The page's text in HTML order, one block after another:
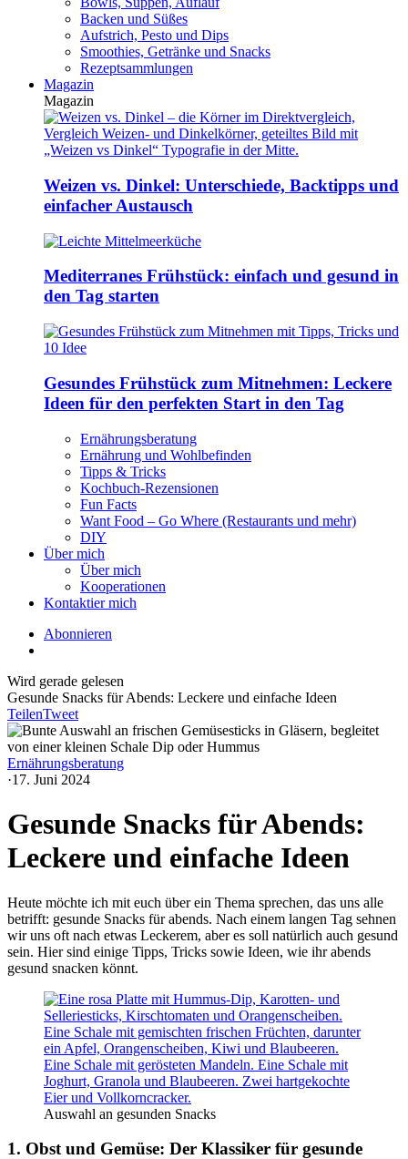
Backen und Süßes
Aufstrich, Pesto und Dips
Smoothies, Getränke und Snacks
Rezeptsammlungen
Magazin
Magazin
Weizen vs. Dinkel: Unterschiede, Backtipps und
einfacher Austausch
Mediterranes Frühstück: einfach und gesund in
den Tag starten
Gesundes Frühstück zum Mitnehmen: Leckere
Ideen für den perfekten Start in den Tag
Ernährungsberatung
Ernährung und Wohlbefinden
Tipps & Tricks
Kochbuch-Rezensionen
Fun Facts
Want Food – Go Where (Restaurants und mehr)
DIY
Über mich
Über mich
Kooperationen
Kontaktier mich
Abonnieren
Wird gerade gelesen
Gesunde Snacks für Abends: Leckere und einfache Ideen
TeilenTweet
Ernährungsberatung
·17. Juni 2024
Gesunde Snacks für Abends:
Leckere und einfache Ideen
Heute möchte ich mit euch über ein Thema sprechen, das uns alle
betrifft: gesunde Snacks für abends. Nach einem langen Tag sehnen
wir uns oft nach etwas Leckerem, aber es soll natürlich auch gesund
sein. Hier sind einige Tipps, Tricks sowie Ideen, wie ihr abends
gesund snacken könnt.
Auswahl an gesunden Snacks
1. Obst und Gemüse: Der Klassiker für gesunde